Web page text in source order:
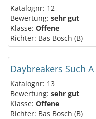
Katalognr: 12
Bewertung: sehr gut
Klasse: Offene
Richter: Bas Bosch (B)
Daybreakers Such
Katalognr: 13
Bewertung: sehr gut
Klasse: Offene
Richter: Bas Bosch (B)